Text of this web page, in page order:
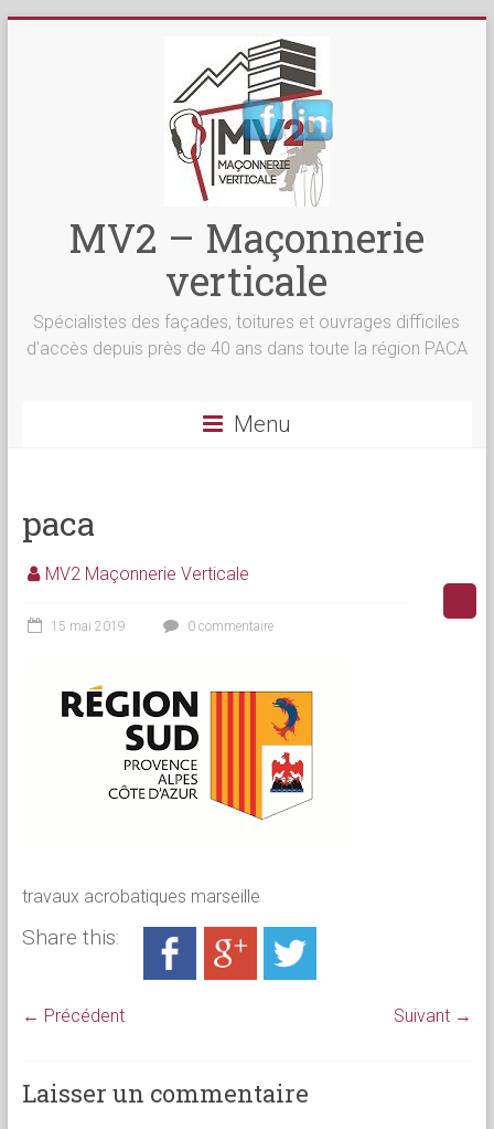
MV2 – Maçonnerie
verticale
Spécialistes des façades, toitures et ouvrages difficiles
d'accès depuis près de 40 ans dans toute la région PACA
Menu
paca
MV2 Maçonnerie Verticale
15 mai 2019 0 commentaire
travaux acrobatiques marseille
Share this:
← Précédent Suivant →
Laisser un commentaire